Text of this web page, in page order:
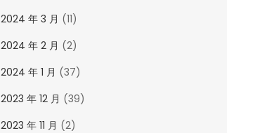
2024 年 3 月 (11)
2024 年 2 月 (2)
2024 年 1 月 (37)
2023 年 12 月 (39)
2023 年 11 月 (2)